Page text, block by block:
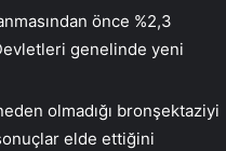
önce %2,3
genelinde yeni
olmadığı bronşektaziyi
elde ettiğini